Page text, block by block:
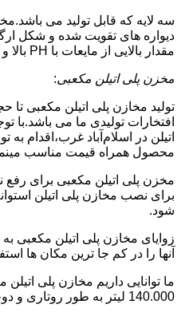
سه لایه که قابل تولید می
دیواره های تقویت شده و شکل
مقدار بالایی از مایعات با PH بالا و پایین را دارد.
مخزن پلی اتیلن مکعبی:
افتخارات تولیدی ما می باشد.با
اتیلن در اسلام‌آباد غرب،اقدام به
محصول همراه قیمت مناسب
مخزن پلی اتیلن مکعبی برای
برای نصب مخازن پلی اتیلن
شود.
زوایای مخازن پلی اتیلن مکعبی
آنها را در کم جا ترین مکان ها
140.000 لیتر به طور روتاری و دوجداره در قالب های روش